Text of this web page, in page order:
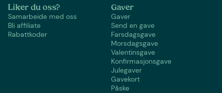
Liker du oss?
Samarbeide med oss
Bli affiliate
Rabattkoder
Gaver
Gaver
Send en gave
Farsdagsgave
Morsdagsgave
Valentinsgave
Konfirmasjonsgave
Julegaver
Gavekort
Påske